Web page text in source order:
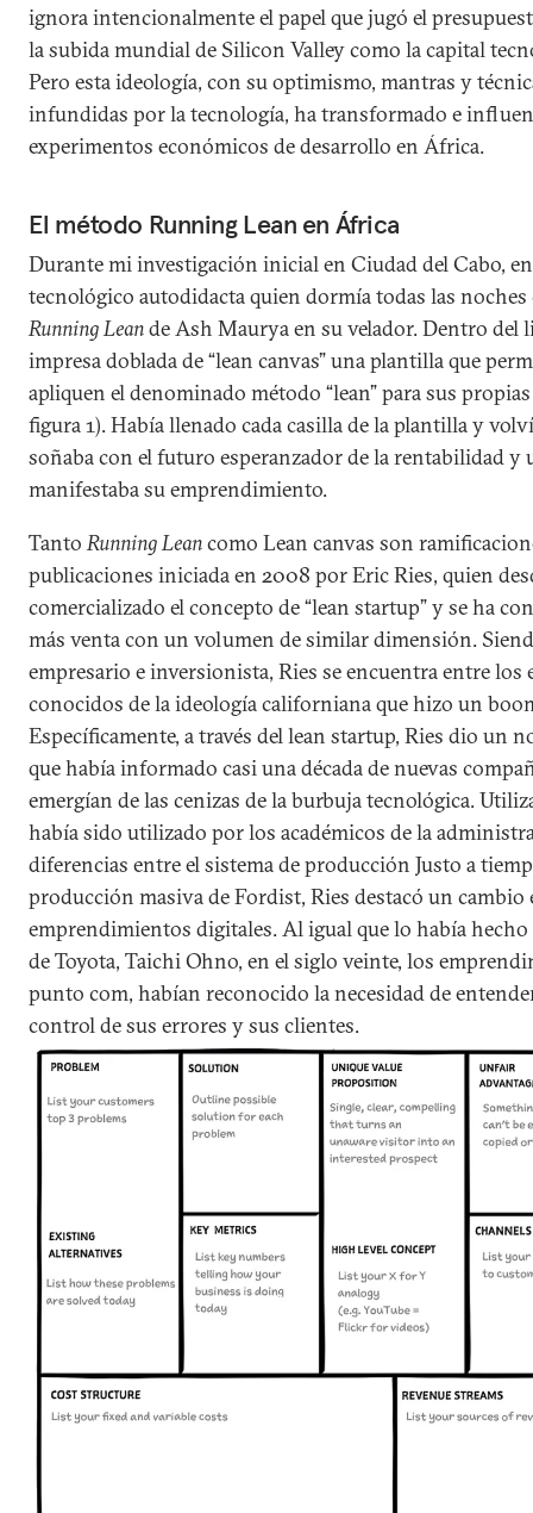
ignora intencionalmente el papel que jugó el
la subida mundial de Silicon Valley como la capital
Pero esta ideología, con su optimismo, mantras y
infundidas por la tecnología, ha transformado e
experimentos económicos de desarrollo en África.
El método Running Lean en África
Durante mi investigación inicial en Ciudad del Cabo,
tecnológico autodidacta quien dormía todas las
Running Leande Ash Maurya en su velador. Dentro del
impresa doblada de “lean canvas” una plantilla que
apliquen el denominado método “lean” para sus
figura 1). Había llenado cada casilla de la plantilla y
soñaba con el futuro esperanzador de la rentabilidad y
manifestaba su emprendimiento.
TantoRunning Leancomo Lean canvas son
publicaciones iniciada en 2008 por Eric Ries, quien
comercializado el concepto de “lean startup” y se ha
más venta con un volumen de similar dimensión.
empresario e inversionista, Ries se encuentra entre los
conocidos de la ideología californiana que hizo un
Específicamente, a través del lean startup, Ries dio un
que había informado casi una década de nuevas
emergían de las cenizas de la burbuja tecnológica.
había sido utilizado por los académicos de la
diferencias entre el sistema de producción Justo a
producción masiva de Fordist, Ries destacó un cambio
emprendimientos digitales. Al igual que lo había
de Toyota, Taichi Ohno, en el siglo veinte, los
punto com, habían reconocido la necesidad de
control de sus errores y sus clientes.